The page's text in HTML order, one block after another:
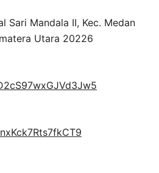
Sari Mandala II, Kec. Medan
Utara 20226